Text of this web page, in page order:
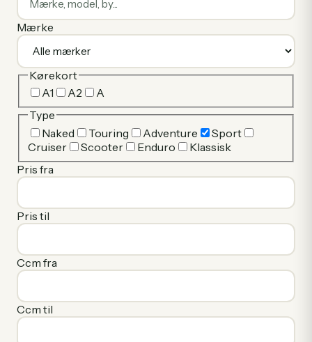
Mærke
Kørekort
A1
A2
A
Type
Naked
Touring Adventure
Sport
Cruiser
Scooter Enduro
Klassisk
Pris fra
Pris til
Ccm fra
Ccm til